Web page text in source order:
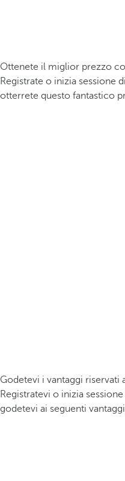
Ottenete il miglior prezzo
Registrate o inizia sessione
otterrete questo fantastico
Godetevi i vantaggi riservati
Registratevi o inizia
godetevi ai seguenti